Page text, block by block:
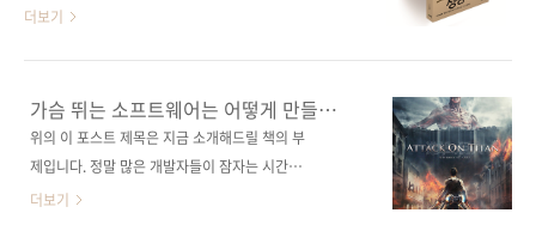
실 수 있습니다. 가슴 뛰는 소프트웨어는 어떻게
도서! 종이책 구매 사이트(가나다순) [강컴] [교
보문고] [도서11번가] [반디앤루니스] [알라딘]
[예스이십사] [인터파크] 전자책 구매 사이트(가
딘] [예스이십사] 출판사 제이펍 저자명 김재호
더보기
가슴 뛰는 소프트웨어는 어떻게 만들
것인가?
위의 이 포스트 제목은 지금 소개해드릴 책의 부
제입니다. 정말 많은 개발자들이 잠자는 시간만
빼고, 아니 꿈에서조차 손을 놓지 못하는 게 어떤
더보기